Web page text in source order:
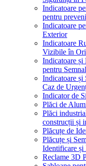
Indicatoare
pentru
Indicatoare
Exterior
Indicatoare
Vizibile în
Indicatoare și
pentru
Indicatoare și
Caz de
Indicator de
Plăci de
Plăci
construcții și
Plăcuțe de
Plăcuțe și
Identificare
Reclame 3D